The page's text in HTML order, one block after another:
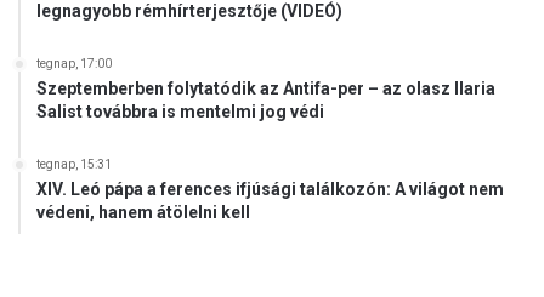
legnagyobb rémhírterjesztője (VIDEÓ)
tegnap, 17:00
Szeptemberben folytatódik az Antifa-per – az olasz Ilaria
Salist továbbra is mentelmi jog védi
tegnap, 15:31
XIV. Leó pápa a ferences ifjúsági találkozón: A világot nem
védeni, hanem átölelni kell